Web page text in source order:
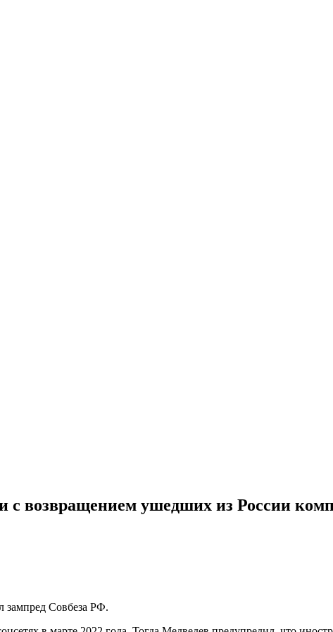
с возвращением ушедших из России
зампред Совбеза РФ.